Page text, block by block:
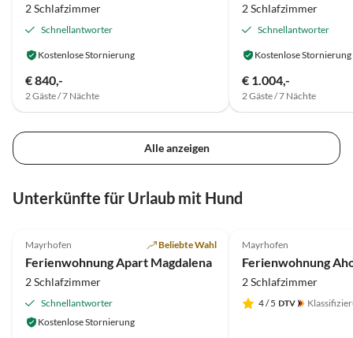
2 Schlafzimmer
Schnellantworter
Kostenlose Stornierung
€ 840,-
2 Gäste / 7 Nächte
2 Schlafzimmer
Schnellantworter
Kostenlose Stornierung
€ 1.004,-
2 Gäste / 7 Nächte
Alle anzeigen
Unterkünfte für Urlaub mit Hund
Mayrhofen Beliebte Wahl
Ferienwohnung Apart Magdalena
2 Schlafzimmer
Schnellantworter
Kostenlose Stornierung
Mayrhofen
2 Schlafzimmer
4/ 5